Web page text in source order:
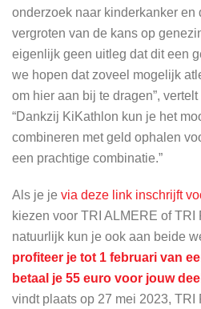
onderzoek naar kinderkanker en
vergroten van de kans op
eigenlijk geen uitleg dat dit een
we hopen dat zoveel mogelijk
om hier aan bij te dragen”,
“Dankzij KiKathlon kun je het
combineren met geld ophalen
een prachtige combinatie.”
Als je je via deze link inschrijft
kiezen voor TRI ALMERE of
natuurlijk kun je ook aan beide
profiteer je tot 1 februari van
betaal je 55 euro voor jouw
vindt plaats op 27 mei 2023,